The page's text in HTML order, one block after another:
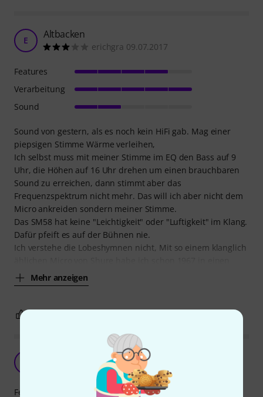
E Altbacken
erichgra 09.07.2017
Sound von gestern, als es noch kein HiFi gab. Mag einer
piepsigen Stimme Wärme verleihen,
Ich selbst muss mit meiner Stimme im EQ den Bass auf 9
Uhr, die Höhen auf 16 Uhr drehen um einen brauchbaren
Sound zu erreichen, dann stimmt aber das
Frequenzspektrum nicht mehr. Das will ich aber nicht dem
Micro ankreiden sondern meiner Stimme.
Das SM58 hat keine "Leichtigkeit" oder "Luftigkeit" im Klang.
Dafür pfeift es auf der Bühnen nie.
Ich verstehe die Lobeshymnen nicht, Mit so einem klanglich
Mehr anzeigen
Features
Verarbeitung
Sound
Dan-O 14.04.2026
Features